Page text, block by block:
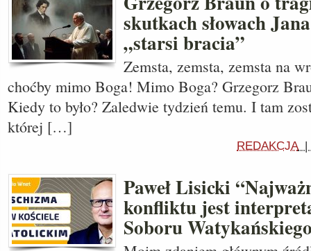
skutkach słowach
„starsi bracia”
Zemsta, zemsta, zemsta na
choćby mimo Boga! Mimo Boga? Grzegorz
Kiedy to było? Zaledwie tydzień temu. I tam
której […]
REDAKCJA
Paweł Lisicki
konfliktu jest
Soboru